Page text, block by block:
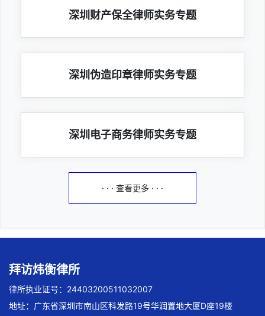
深圳财产保全律师实务专题
深圳伪造印章律师实务专题
深圳电子商务律师实务专题
· · · 查看更多 · · ·
拜访炜衡律所
律所执业证号：24403200511032007
地址：广东省深圳市南山区科发路19号华润置地大厦D座19楼